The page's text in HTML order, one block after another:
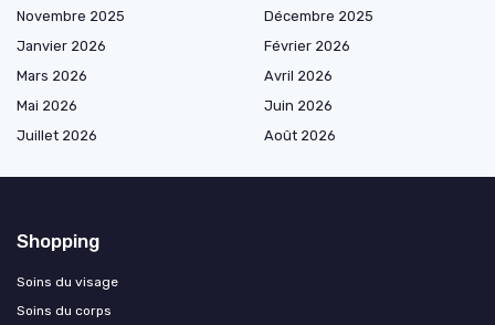
Novembre 2025
Décembre 2025
Janvier 2026
Février 2026
Mars 2026
Avril 2026
Mai 2026
Juin 2026
Juillet 2026
Août 2026
Shopping
Soins du visage
Soins du corps